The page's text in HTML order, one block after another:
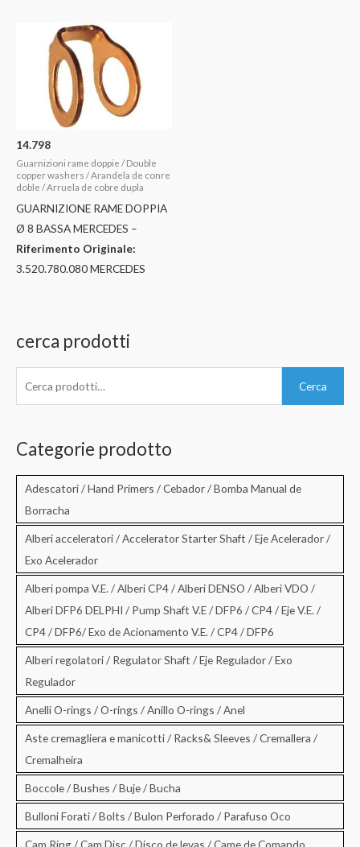
14.798
Guarnizioni rame doppie / Double
copper washers / Arandela de conre
doble / Arruela de cobre dupla
GUARNIZIONE RAME DOPPIA
Ø 8 BASSA MERCEDES –
Riferimento Originale:
3.520.780.080 MERCEDES
cerca prodotti
c
Cerca
Categorie prodotto
Adescatori / Hand Primers / Cebador / Bomba Manual de
Borracha
Alberi acceleratori / Accelerator Starter Shaft / Eje Acelerador /
Exo Acelerador
Alberi pompa V.E. / Alberi CP4 / Alberi DENSO / Alberi VDO /
Alberi DFP6 DELPHI / Pump Shaft V.E / DFP6 / CP4 / Eje V.E. /
CP4 / DFP6/ Exo de Acionamento V.E. / CP4 / DFP6
Alberi regolatori / Regulator Shaft / Eje Regulador / Exo
Regulador
Anelli O-rings / O-rings / Anillo O-rings / Anel
Aste cremagliera e manicotti / Racks& Sleeves / Cremallera /
Cremalheira
Boccole / Bushes / Buje / Bucha
Bulloni Forati / Bolts / Bulon Perforado / Parafuso Oco
Cam Ring / Cam Disc / Disco de levas / Came de Comando